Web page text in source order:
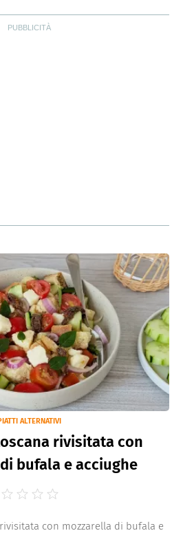
ALTERNATIVI
rivisitata con
bufala e acciughe
con mozzarella di bufala e